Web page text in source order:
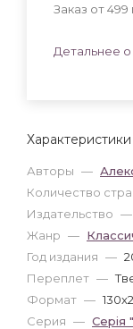
Характеристики
Авторы —
Количество
Издательство —
Жанр —
Год издания —
Переплет —
Формат —
Серия — Серія
Заказ от 499
Детальнее о